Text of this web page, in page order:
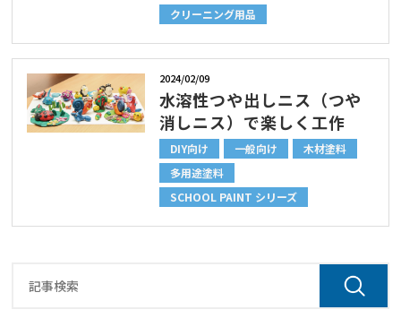
クリーニング用品
2024/02/09
水溶性つや出しニス（つや
消しニス）で楽しく工作
DIY向け 一般向け
木材塗料
多用途塗料
SCHOOL PAINT シリーズ